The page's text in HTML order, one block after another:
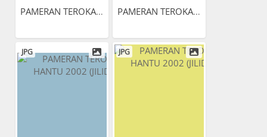
PAMERAN TEROKAI HANTU 2002... PAMERAN TEROKAI HANTU 2002...
JPG JPG